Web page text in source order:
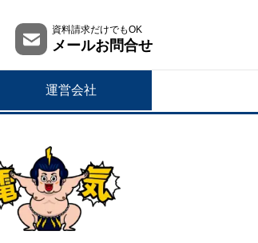
資料請求だけでもOK
メールお問合せ
運営会社